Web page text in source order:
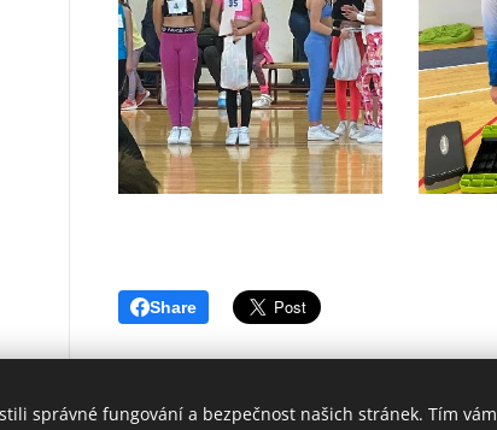
Share
správné fungování a bezpečnost našich stránek. Tím vám